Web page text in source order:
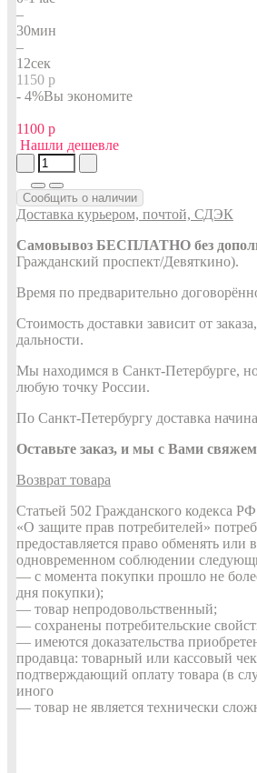
–
30мин
–
12сек
1150 р
- 4%Вы экономите
1100 р
Нашли дешевле
Сообщить о наличии
Доставка курьером, почтой, СДЭК
Самовывоз БЕСПЛАТНО без
Гражданский проспект/Девяткино).
Время по предварительно
Стоимость доставки зависит от
дальности.
Мы находимся в Санкт-Петербурге,
любую точку России.
По Санкт-Петербургу доставка
Оставьте заказ, и мы с Вами
Возврат товара
Статьей 502 Гражданского кодекса РФ
«О защите прав потребителей»
предоставляется право обменять или
одновременном соблюдении
— с момента покупки прошло не
дня покупки);
— товар непродовольственный;
— сохранены потребительские
— имеются доказательства
продавца: товарный или кассовый
подтверждающий оплату товара (в
иного
— товар не является технически